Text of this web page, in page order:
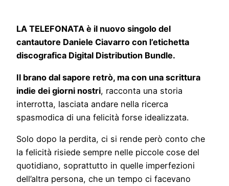
LA TELEFONATA è il nuovo singolo del
cantautore Daniele Ciavarro con l’etichetta
discografica Digital Distribution Bundle.
Il brano dal sapore retrò, ma con una scrittura
indie dei giorni nostri, racconta una storia
interrotta, lasciata andare nella ricerca
spasmodica di una felicità forse idealizzata.
Solo dopo la perdita, ci si rende però conto che
la felicità risiede sempre nelle piccole cose del
quotidiano, soprattutto in quelle imperfezioni
dell’altra persona, che un tempo ci facevano